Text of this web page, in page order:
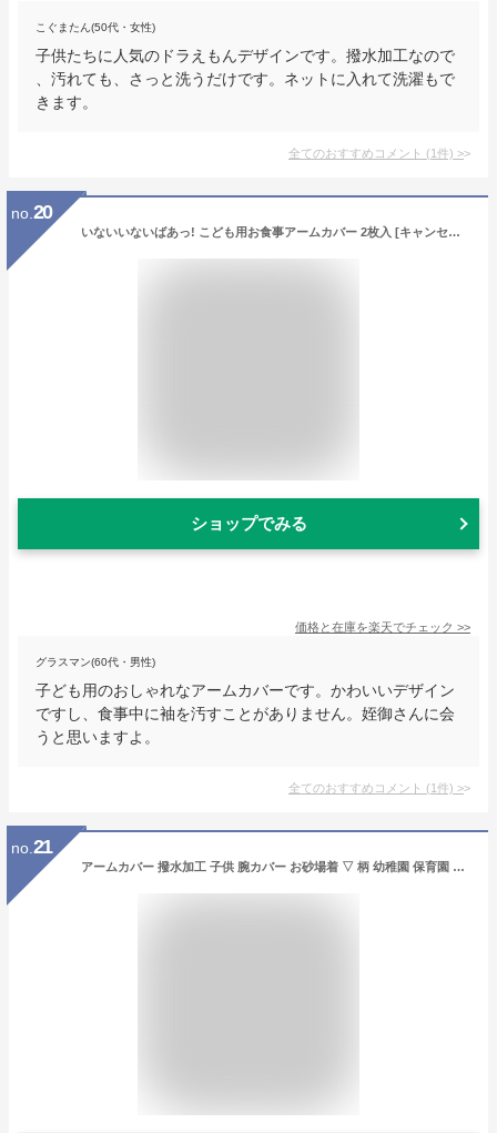
こぐまたん(50代・女性)
子供たちに人気のドラえもんデザインです。撥水加工なので
、汚れても、さっと洗うだけです。ネットに入れて洗濯もで
きます。
全てのおすすめコメント (1件) >
no. 20
いないいないばあっ! こども用お食事アームカバー 2枚入 [キャンセル・変更・返品不可]
ショップでみる
価格と在庫を楽天でチェック >>
グラスマン(60代・男性)
子ども用のおしゃれなアームカバーです。かわいいデザイン
ですし、食事中に袖を汚すことがありません。姪御さんに会
うと思いますよ。
全てのおすすめコメント (1件) >
no. 21
アームカバー 撥水加工 子供 腕カバー お砂場着 ▽ 柄 幼稚園 保育園 エプロン キッズ ベビー 汚れ防止 はっ水 梅雨 恐竜 ユニコーン くま 花 遊び着 食事 工作 砂場 絵 雪遊び スモック サロペット プレイウェア ▽ ポイント消化